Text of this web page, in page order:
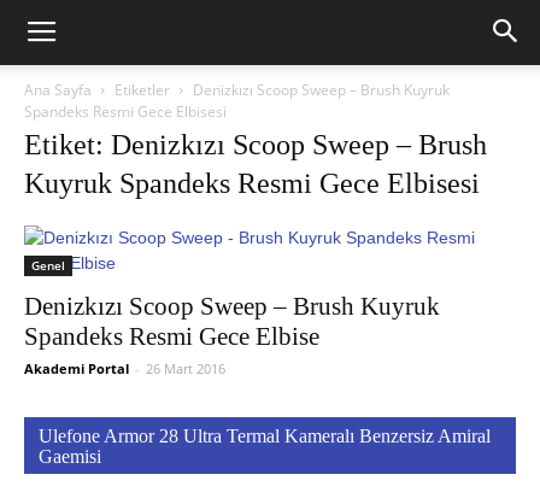
Ana Sayfa Etiketler
Denizkızı Scoop Sweep – Brush Kuyruk
Spandeks Resmi Gece Elbisesi
Etiket: Denizkızı Scoop Sweep – Brush
Kuyruk Spandeks Resmi Gece Elbisesi
Genel
Denizkızı Scoop Sweep – Brush Kuyruk
Spandeks Resmi Gece Elbise
Akademi Portal - 26 Mart 2016
Ulefone Armor 28 Ultra Termal Kameralı Benzersiz Amiral
Gaemisi